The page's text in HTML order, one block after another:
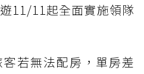
11/11起全面實施領隊
若無法配房，單房差